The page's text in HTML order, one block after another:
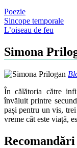
Poezie
Post
navigation
Sincope temporale
L’oiseau de feu
Simona
În călătoria către
învăluit printre
pași pentru un vis,
vreme cât este viață,
Recomandări